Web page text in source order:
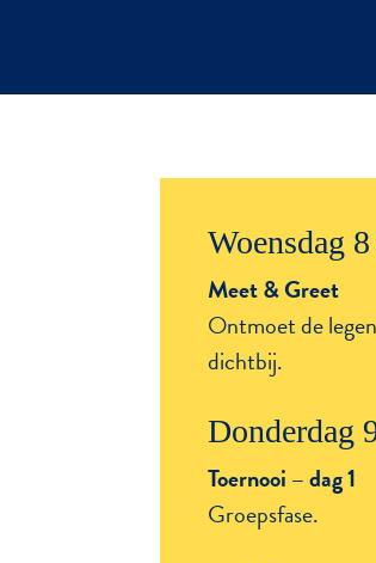
Woensdag
Meet & Greet
Ontmoet de
dichtbij.
Donderdag
Toernooi – dag 1
Groepsfase.